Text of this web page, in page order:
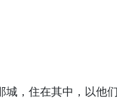
，住在其中，以他